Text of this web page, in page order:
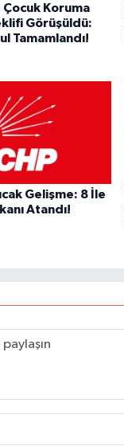
Koruma
Görüşüldü:
Tamamlandı!
Gelişme: 8 İle
Atandı!